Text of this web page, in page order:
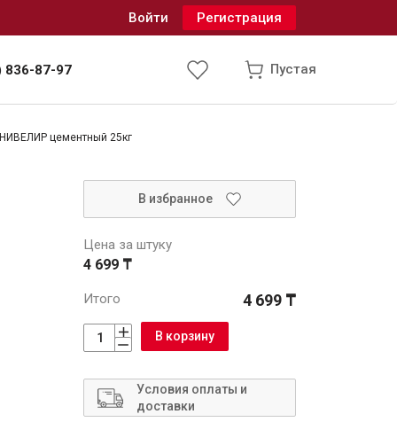
цементный 25кг
В избранное
Цена за штуку
4 699 ₸
Итого 4 699 ₸
В корзину
Условия оплаты и
доставки
Войти Регистрация
836-87-97 Пустая
и водоотведение
Сантехника